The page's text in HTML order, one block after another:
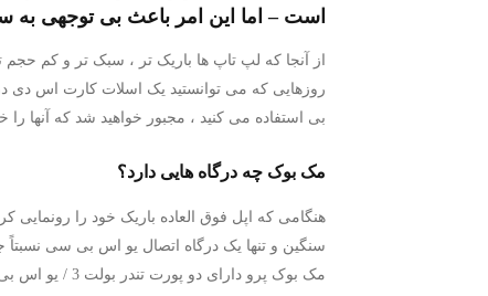
است – اما این امر باعث بی توجهی
از آنجا که لپ تاپ ها باریک تر ، سبک تر و کم حجم
روزهایی که می توانستید یک اسلات کارت اس دی
بی استفاده می کنید ، مجبور خواهید شد که آنها
مک بوک چه درگاه هایی دارد؟
مک بوک پرو دارای دو پورت تندر بولت 3 / یو اس بی سی است. مک بوک پرو 15 اینچ چهار درگاه تندر بولت 3 / یو اس بی سی را ارائه می دهد.